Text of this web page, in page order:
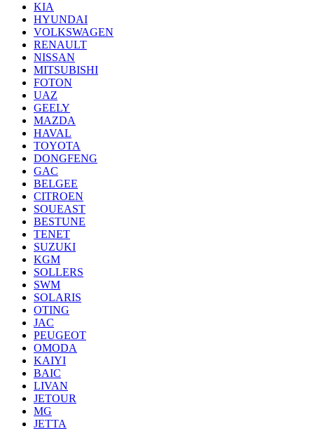
KIA
HYUNDAI
VOLKSWAGEN
RENAULT
NISSAN
MITSUBISHI
FOTON
UAZ
GEELY
MAZDA
HAVAL
TOYOTA
DONGFENG
GAC
BELGEE
CITROEN
SOUEAST
BESTUNE
TENET
SUZUKI
KGM
SOLLERS
SWM
SOLARIS
OTING
JAC
PEUGEOT
OMODA
KAIYI
BAIC
LIVAN
JETOUR
MG
JETTA